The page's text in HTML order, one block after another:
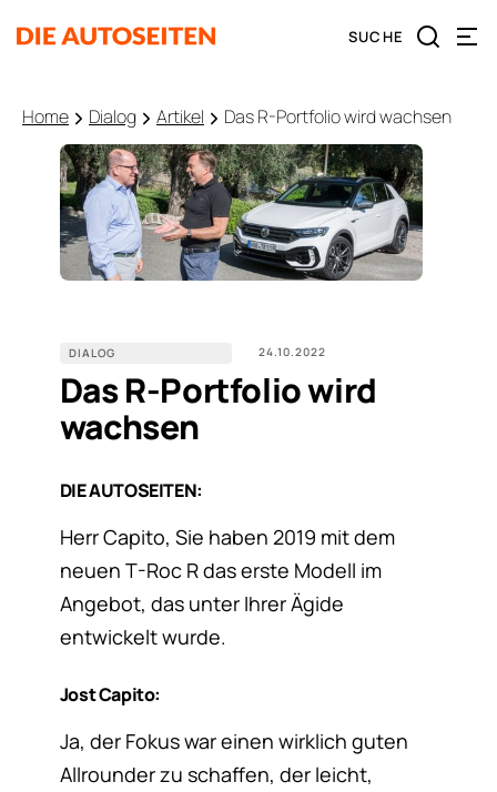
Home Dialog Artikel Das R-Portfolio wird wachsen
DIALOG 24.10.2022
Das R-Portfolio wird
wachsen
DIE AUTOSEITEN:
Herr Capito, Sie haben 2019 mit dem
neuen T-Roc R das erste Modell im
Angebot, das unter Ihrer Ägide
entwickelt wurde.
Jost Capito:
Ja, der Fokus war einen wirklich guten
Allrounder zu schaffen, der leicht,